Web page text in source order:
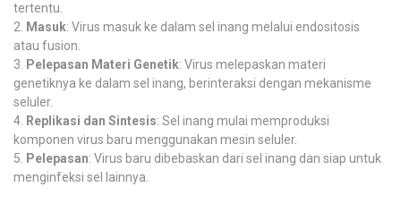
tertentu.
Masuk: Virus masuk ke dalam sel inang melalui endositosis
atau fusion.
Pelepasan Materi Genetik: Virus melepaskan materi
genetiknya ke dalam sel inang, berinteraksi dengan mekanisme
seluler.
Replikasi dan Sintesis: Sel inang mulai memproduksi
komponen virus baru menggunakan mesin seluler.
Pelepasan: Virus baru dibebaskan dari sel inang dan siap untuk
menginfeksi sel lainnya.